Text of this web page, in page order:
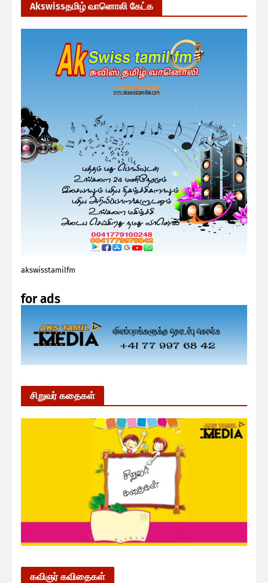
Akswissதமிழ் வானொலி கேட்க
akswisstamilfm
for ads
சிறுவர் கதைகள்
கவிஞர் கவிதைகள்